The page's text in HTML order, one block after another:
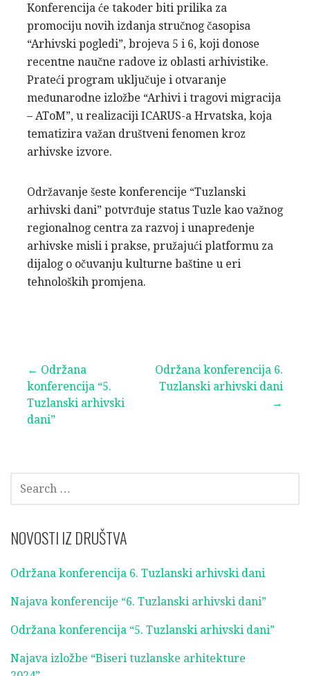
Konferencija će također biti prilika za
promociju novih izdanja stručnog časopisa
“Arhivski pogledi”, brojeva 5 i 6, koji donose
recentne naučne radove iz oblasti arhivistike.
Prateći program uključuje i otvaranje
međunarodne izložbe “Arhivi i tragovi migracija
– AToM”, u realizaciji ICARUS-a Hrvatska, koja
tematizira važan društveni fenomen kroz
arhivske izvore.
Održavanje šeste konferencije “Tuzlanski
arhivski dani” potvrđuje status Tuzle kao važnog
regionalnog centra za razvoj i unapređenje
arhivske misli i prakse, pružajući platformu za
dijalog o očuvanju kulturne baštine u eri
tehnoloških promjena.
Post
navigation
← Održana
konferencija “5.
Tuzlanski arhivski
dani”
Održana konferencija 6.
Tuzlanski arhivski dani
→
FOR:
NOVOSTI IZ DRUŠTVA
Održana konferencija 6. Tuzlanski arhivski dani
Najava konferencije “6. Tuzlanski arhivski dani”
Održana konferencija “5. Tuzlanski arhivski dani”
Najava izložbe “Biseri tuzlanske arhitekture